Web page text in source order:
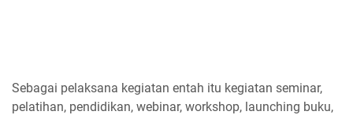
Sebagai pelaksana kegiatan entah itu kegiatan seminar,
pelatihan, pendidikan, webinar, workshop, launching buku,